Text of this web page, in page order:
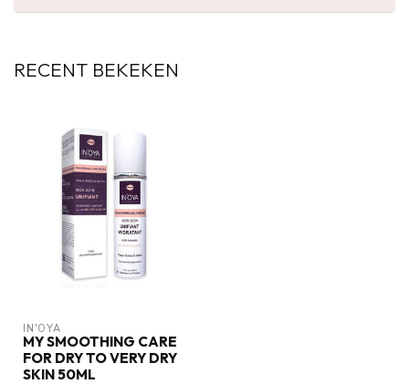
RECENT BEKEKEN
IN'OYA
MY SMOOTHING CARE
FOR DRY TO VERY DRY
SKIN 50ML